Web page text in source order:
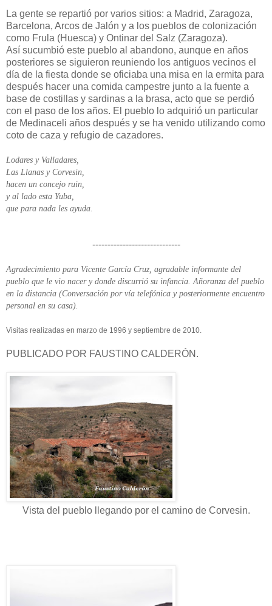
La gente se repartió por varios sitios: a Madrid, Zaragoza,
Barcelona, Arcos de Jalón y a los pueblos de colonización
como Frula (Huesca) y Ontinar del Salz (Zaragoza).
Así sucumbió este pueblo al abandono, aunque en años
posteriores se siguieron reuniendo los antiguos vecinos el
día de la fiesta donde se oficiaba una misa en la ermita para
después hacer una comida campestre junto a la fuente a
base de costillas y sardinas a la brasa, acto que se perdió
con el paso de los años. El pueblo lo adquirió un particular
de Medinaceli años después y se ha venido utilizando como
coto de caza y refugio de cazadores.
Lodares y Valladares,
Las Llanas y Corvesin,
hacen un concejo ruin,
y al lado esta Yuba,
que para nada les ayuda.
-----------------------------
Agradecimiento para Vicente García Cruz, agradable informante del
pueblo que le vio nacer y donde discurrió su infancia. Añoranza del pueblo
en la distancia (Conversación por vía telefónica y posteriormente encuentro
personal en su casa).
Visitas realizadas en marzo de 1996 y septiembre de 2010.
PUBLICADO POR FAUSTINO CALDERÓN.
Vista del pueblo llegando por el camino de Corvesin.